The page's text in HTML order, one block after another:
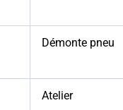
Démonte pneu
Atelier